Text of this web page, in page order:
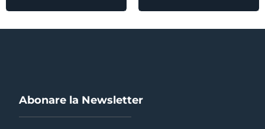
Abonare la Newsletter